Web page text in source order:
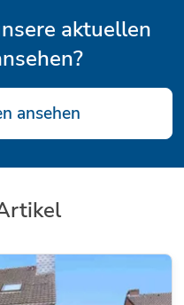
aktuellen
ansehen